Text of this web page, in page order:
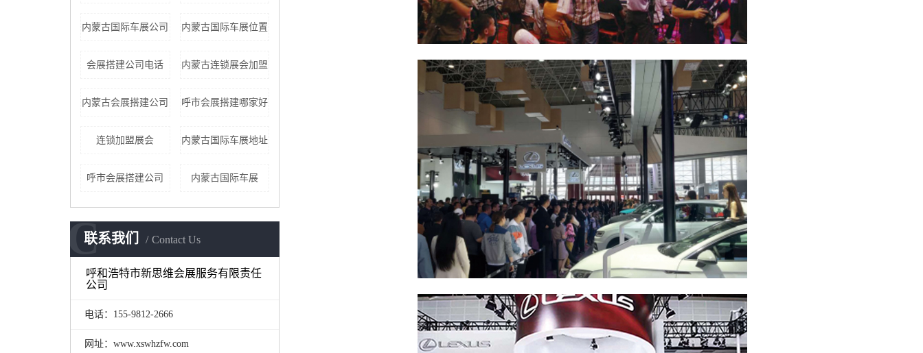
内蒙古国际车展公司 内蒙古国际车展位置
会展搭建公司电话 内蒙古连锁展会加盟
内蒙古会展搭建公司 呼市会展搭建哪家好
连锁加盟展会 内蒙古国际车展地址
呼市会展搭建公司 内蒙古国际车展
联系我们 Contact Us
C
呼和浩特市新思维会展服务有限责任
公司
电话：155-9812-2666
网址：www.xswhzfw.com